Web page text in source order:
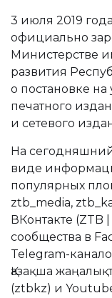
3 июля 2019
официально
Министерстве
развития
о постановке
печатного
и сетевого
На
виде
популярных
ztb_media,
ВКонтакте (ZTB
сообщества в
Telegram-
Қазақша
(ztbkz) и